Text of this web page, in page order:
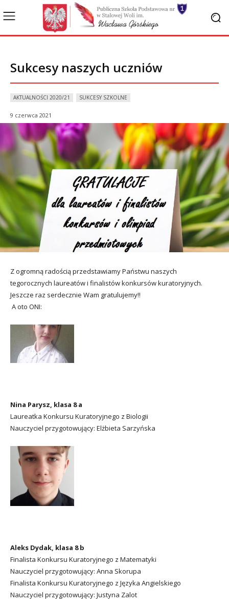
Sukcesy naszych uczniów
AKTUALNOŚCI 2020/21 SUKCESY SZKOLNE
9 czerwca 2021
Z ogromną radością przedstawiamy Państwu naszych
tegorocznych laureatów i finalistów konkursów kuratoryjnych.
Jeszcze raz serdecznie Wam gratulujemy!!
A oto ONI:
Nina Parysz, klasa 8 a
Laureatka Konkursu Kuratoryjnego z Biologii
Nauczyciel przygotowujący: Elżbieta Sarzyńska
Aleks Dydak, klasa 8 b
Finalista Konkursu Kuratoryjnego z Matematyki
Nauczyciel przygotowujący: Anna Skorupa
Finalista Konkursu Kuratoryjnego z Języka Angielskiego
Nauczyciel przygotowujący: Justyna Zalot